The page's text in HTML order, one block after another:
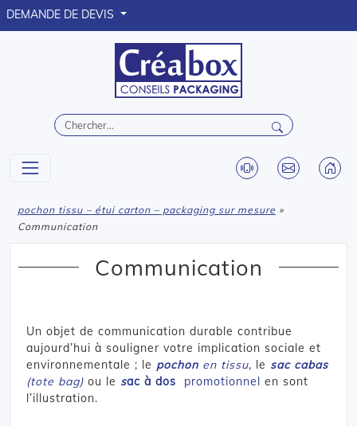
DEMANDE DE DEVIS
pochon tissu – étui carton – packaging sur mesure »
Communication
Communication
Un objet de communication durable contribue
aujourd’hui à souligner votre implication sociale et
environnementale ; le pochon en tissu, le sac cabas
(tote bag) ou le sac à dos promotionnel en sont
l’illustration.